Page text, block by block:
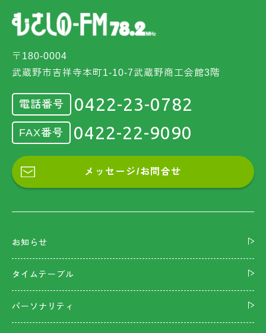
〒180-0004
武蔵野市吉祥寺本町1-10-7武蔵野商工会館3階
電話番号 0422-23-0782
FAX番号 0422-22-9090
メッセージ/お問合せ
お知らせ
タイムテーブル
パーソナリティ